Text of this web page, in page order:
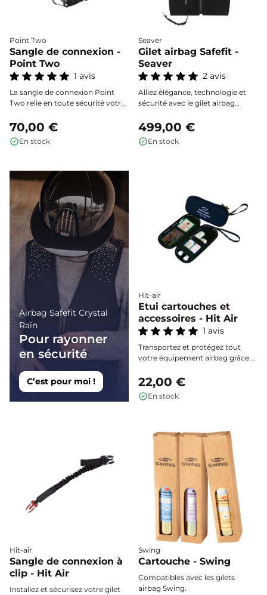
Point Two
Sangle de connexion -
Point Two
1 avis
La sangle de connexion Point
Two relie en toute sécurité votre
de selle, garantissant un
déclenchement fiable de l’airbag
en cas de chute.
70,00 €
En stock
Seaver
Gilet airbag Safefit -
Seaver
2 avis
Alliez élégance, technologie et
sécurité avec le gilet airbag
déclenchement mécanique
ultra-rapide (< 200 ms) protège
efficacement votre abdomen,
499,00 €
En stock
Airbag Safefit Crystal
Rain
Pour rayonner
en sécurité
C’est pour moi !
Hit-air
Etui cartouches et
accessoires - Hit Air
1 avis
Transportez et protégez tout
votre équipement airbag grâce à
d’accueillir cartouches et
accessoires essentiels en toute
sécurité.
22,00 €
En stock
Hit-air
Sangle de connexion à
clip - Hit Air
Installez et sécurisez votre gilet
Swing
Cartouche - Swing
Compatibles avec les gilets
airbag Swing.